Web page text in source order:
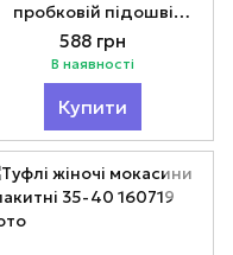
пробковій підошві
оранжеві 38
588 грн
В наявності
Купити